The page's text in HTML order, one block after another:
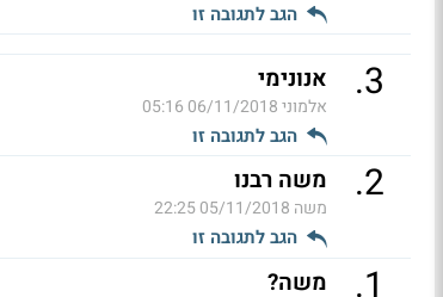
הגב לתגובה זו
3
. אנונימי
אלמוני06/11/2018 05:16
הגב לתגובה זו
2
. משה רבנו
משה 05/11/2018 22:25
הגב לתגובה זו
1
. משה?